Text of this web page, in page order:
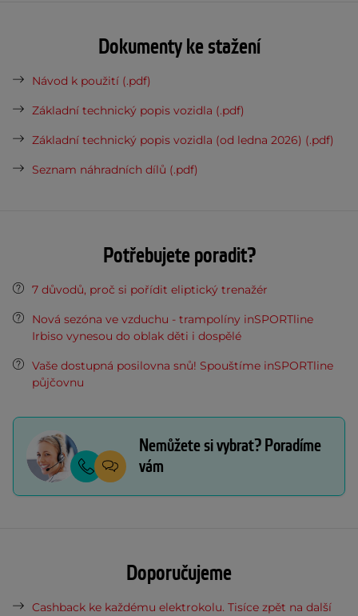
Dokumenty ke stažení
Návod k použití (.pdf)
Základní technický popis vozidla (.pdf)
Základní technický popis vozidla (od ledna 2026) (.pdf)
Seznam náhradních dílů (.pdf)
Potřebujete poradit?
7 důvodů, proč si pořídit eliptický trenažér
Nová sezóna ve vzduchu - trampolíny inSPORTline
Irbiso vynesou do oblak děti i dospělé
Vaše dostupná posilovna snů! Spouštíme inSPORTline
půjčovnu
Nemůžete si vybrat? Poradíme
vám
Doporučujeme
Cashback ke každému elektrokolu. Tisíce zpět na další